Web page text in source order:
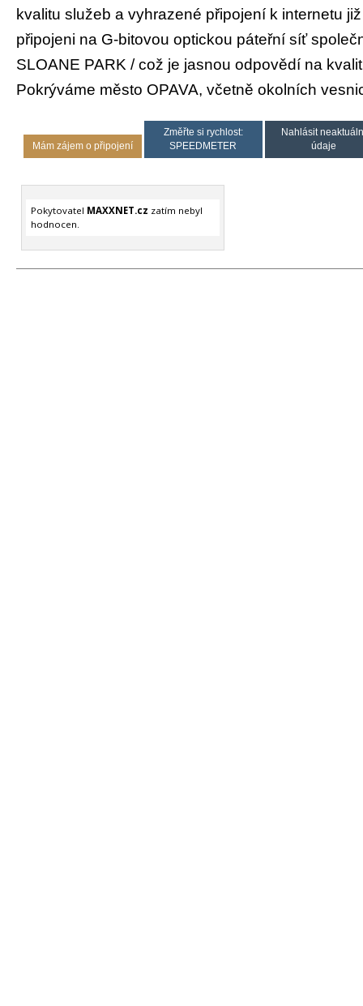
kvalitu služeb a vyhrazené připojení k internetu
připojeni na G-bitovou optickou páteřní síť
SLOANE PARK / což je jasnou odpovědí na
Pokrýváme město OPAVA, včetně okolních
Mám zájem o připojení
Změřte si rychlost:
SPEEDMETER
Nahlásit
údaje
Pokytovatel MAXXNET.cz zatím nebyl
hodnocen.